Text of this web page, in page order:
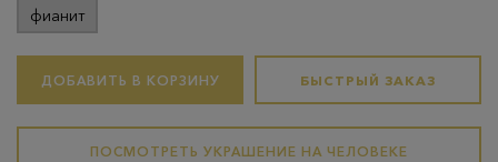
фианит
ДОБАВИТЬ В КОРЗИНУ БЫСТРЫЙ ЗАКАЗ
ПОСМОТРЕТЬ УКРАШЕНИЕ НА ЧЕЛОВЕКЕ